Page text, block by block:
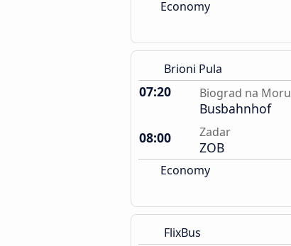
Economy
Brioni Pula
07:20 Biograd na Moru
Busbahnhof
08:00
Zadar
ZOB
Economy
FlixBus